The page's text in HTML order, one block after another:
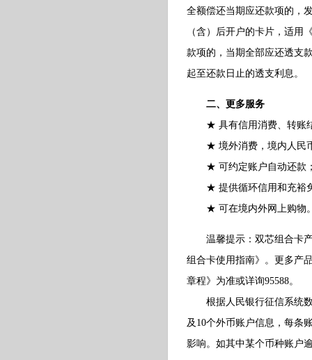
全额偿还当期应还款项的，
（含）后开户的卡片，适用
款项的，当期全部应还透支
起至还款日止的透支利息。
二、更多服务
★ 具有信用消费、转账结
★ 境外消费，境内人民
★ 可约定账户自动还款
★ 提供循环信用和充裕
★ 可在境内外网上购物
温馨提示：双芯组合卡产
组合卡使用指南》。更多产
章程》为准或详询95588。
根据人民银行征信系统数
及10个外币账户信息，每条
影响。如其中某个币种账户